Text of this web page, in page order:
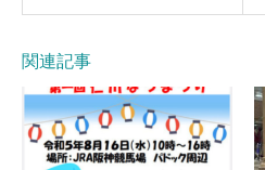
関連記事